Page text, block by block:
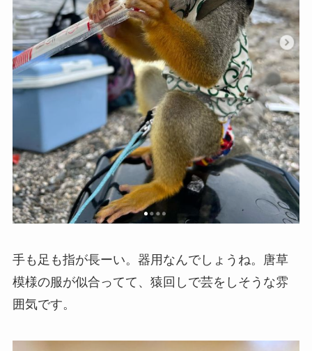
手も足も指が長ーい。器用なんでしょうね。唐草
模様の服が似合ってて、猿回しで芸をしそうな雰
囲気です。